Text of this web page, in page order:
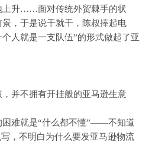
上升……面对传统外贸棘手的状
，于是说干就干，陈叔捧起电
人就是一支队伍”的形式做起了亚
并不拥有开挂般的亚马逊生意
难就是“什么都不懂”——不知道
，不明白为什么要发亚马逊物流